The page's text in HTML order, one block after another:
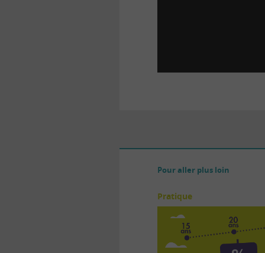
Pour aller plus loin
Pratique